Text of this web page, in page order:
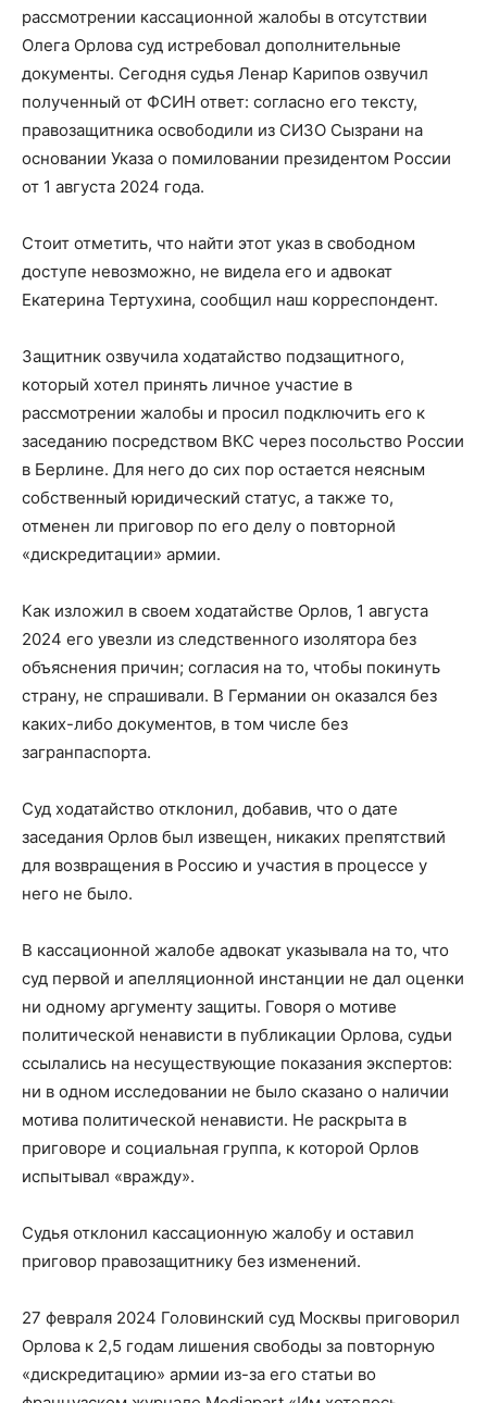
рассмотрении кассационной жалобы в отсутствии
Олега Орлова суд истребовал дополнительные
документы. Сегодня судья Ленар Карипов озвучил
полученный от ФСИН ответ: согласно его тексту,
правозащитника освободили из СИЗО Сызрани на
основании Указа о помиловании президентом России
от 1 августа 2024 года.
Стоит отметить, что найти этот указ в свободном
доступе невозможно, не видела его и адвокат
Екатерина Тертухина, сообщил наш корреспондент.
Защитник озвучила ходатайство подзащитного,
который хотел принять личное участие в
рассмотрении жалобы и просил подключить его к
заседанию посредством ВКС через посольство России
в Берлине. Для него до сих пор остается неясным
собственный юридический статус, а также то,
отменен ли приговор по его делу о повторной
«дискредитации» армии.
Как изложил в своем ходатайстве Орлов, 1 августа
2024 его увезли из следственного изолятора без
объяснения причин; согласия на то, чтобы покинуть
страну, не спрашивали. В Германии он оказался без
каких-либо документов, в том числе без
загранпаспорта.
Суд ходатайство отклонил, добавив, что о дате
заседания Орлов был извещен, никаких препятствий
для возвращения в Россию и участия в процессе у
него не было.
В кассационной жалобе адвокат указывала на то, что
суд первой и апелляционной инстанции не дал оценки
ни одному аргументу защиты. Говоря о мотиве
политической ненависти в публикации Орлова, судьи
ссылались на несуществующие показания экспертов:
ни в одном исследовании не было сказано о наличии
мотива политической ненависти. Не раскрыта в
приговоре и социальная группа, к которой Орлов
испытывал «вражду».
Судья отклонил кассационную жалобу и оставил
приговор правозащитнику без изменений.
27 февраля 2024 Головинский суд Москвы приговорил
Орлова к 2,5 годам лишения свободы за повторную
«дискредитацию» армии из-за его статьи во